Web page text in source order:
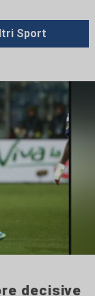
Sport
decisive